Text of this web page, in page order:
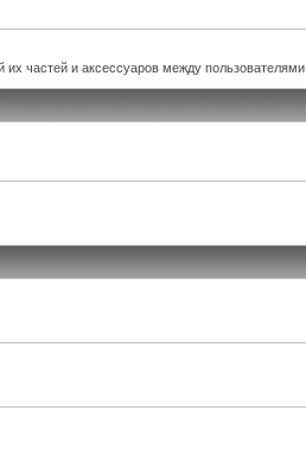
частей и аксессуаров между пользователями.